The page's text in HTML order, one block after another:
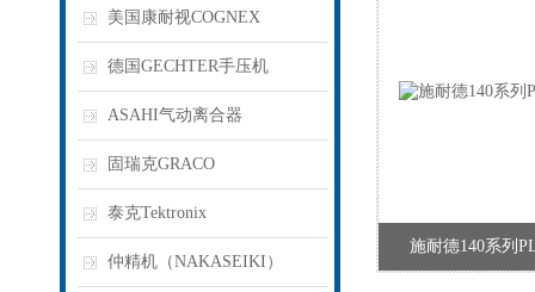
美国康耐视COGNEX
德国GECHTER手压机
ASAHI气动离合器
固瑞克GRACO
泰克Tektronix
仲精机（NAKASEIKI）
施耐德140系列